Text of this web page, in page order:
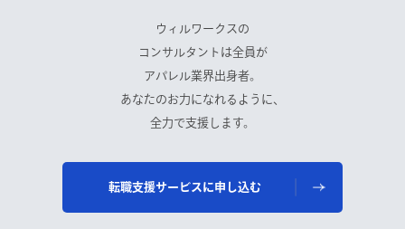
ウィルワークスの
コンサルタントは全員が
アパレル業界出身者。
あなたのお力になれるように、
全力で支援します。
転職支援サービスに申し込む